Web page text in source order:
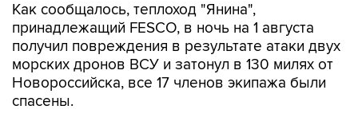
Как сообщалось, теплоход "Янина",
принадлежащий FESCO, в ночь на 1 августа
получил повреждения в результате атаки двух
морских дронов ВСУ и затонул в 130 милях от
Новороссийска, все 17 членов экипажа были
спасены.